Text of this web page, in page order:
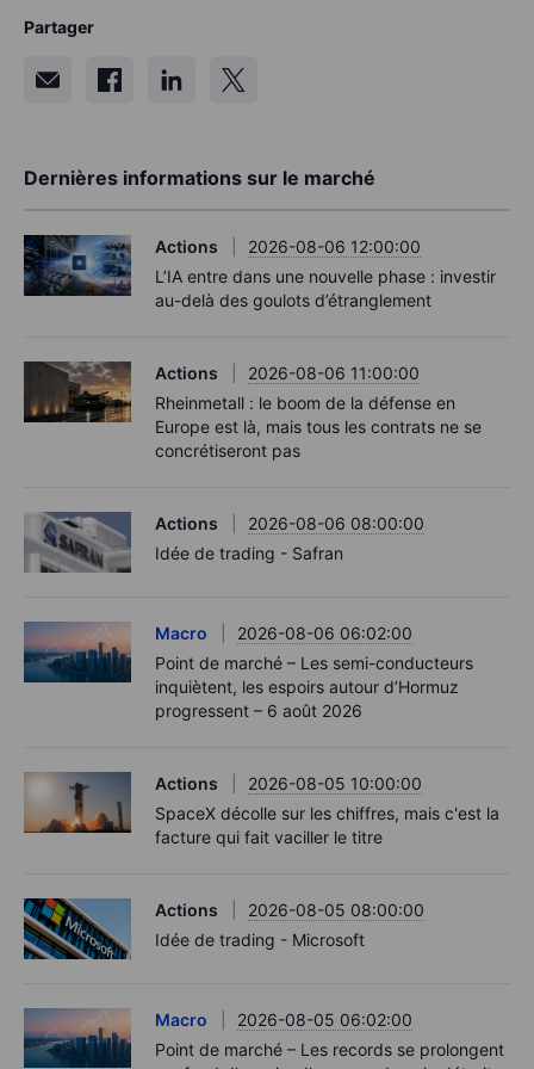
Partager
Dernières informations sur le marché
Actions
2026-08-06 12:00:00
L’IA entre dans une nouvelle phase : investir
au-delà des goulots d’étranglement
Actions
2026-08-06 11:00:00
Rheinmetall : le boom de la défense en
Europe est là, mais tous les contrats ne se
concrétiseront pas
Actions
2026-08-06 08:00:00
Idée de trading - Safran
Macro
2026-08-06 06:02:00
Point de marché – Les semi-conducteurs
inquiètent, les espoirs autour d’Hormuz
progressent – 6 août 2026
Actions
2026-08-05 10:00:00
SpaceX décolle sur les chiffres, mais c'est la
facture qui fait vaciller le titre
Actions
2026-08-05 08:00:00
Idée de trading - Microsoft
Macro
2026-08-05 06:02:00
Point de marché – Les records se prolongent